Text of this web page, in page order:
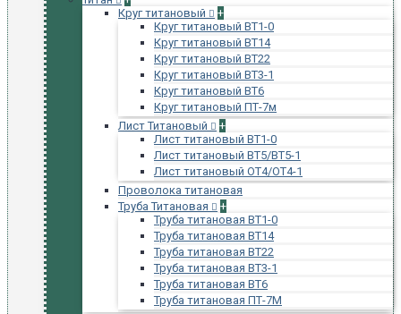
Круг титановый
+
Круг титановый ВТ1-0
Круг титановый ВТ14
Круг титановый ВТ22
Круг титановый ВТ3-1
Круг титановый ВТ6
Круг титановый ПТ-7м
Лист Титановый
+
Лист титановый ВТ1-0
Лист титановый ВТ5/ВТ5-1
Лист титановый ОТ4/ОТ4-1
Проволока титановая
Труба Титановая
+
Труба титановая ВТ1-0
Труба титановая ВТ14
Труба титановая ВТ22
Труба титановая ВТ3-1
Труба титановая ВТ6
Труба титановая ПТ-7М